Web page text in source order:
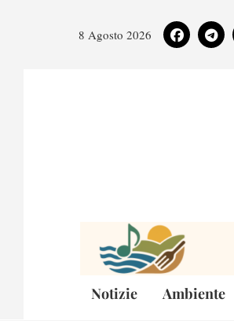
8 Agosto 2026
Notizie Ambiente